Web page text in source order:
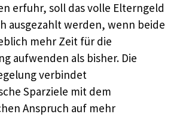
erfuhr, soll das volle Elterngeld
ausgezahlt werden, wenn beide
mehr Zeit für die
aufwenden als bisher. Die
verbindet
Sparziele mit dem
Anspruch auf mehr